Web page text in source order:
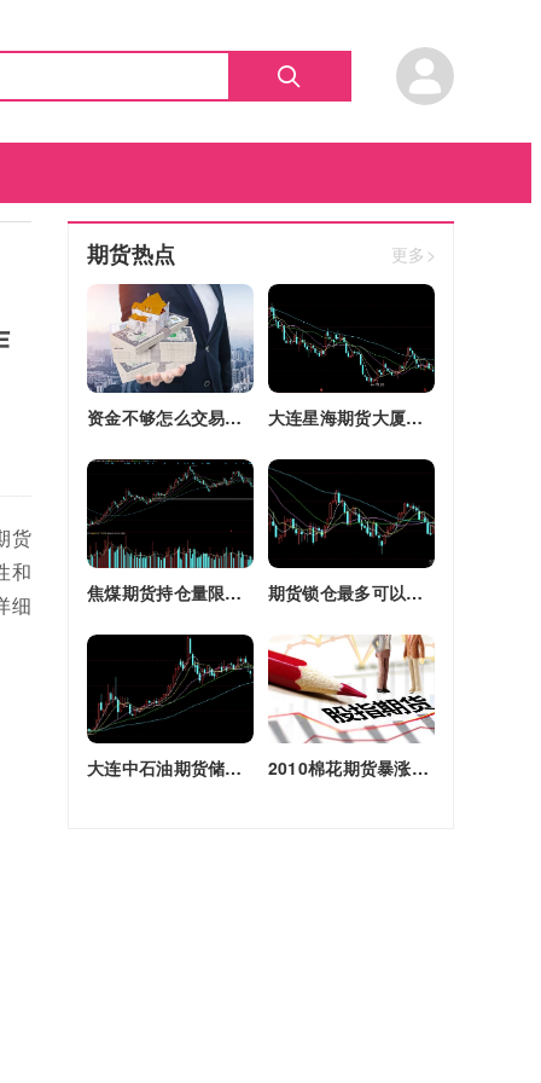
货
和
细
期货热点 更多>
资金不够怎么交易股指期货(资金不够怎么交易股指期货呢) 大连星海期货大厦四区改建(大连星海广场期货大厦)
焦煤期货持仓量限额(焦煤期货持仓量限额是多少) 期货锁仓最多可以多长时间(期货锁仓最多可以多长时间卖出)
大连中石油期货储备库(大连原油期货) 2010棉花期货暴涨原因(2010棉花期货暴涨原因是什么)